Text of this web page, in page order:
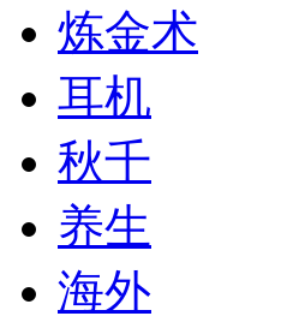
炼金术
耳机
秋千
养生
海外